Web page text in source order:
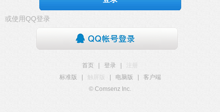
或使用QQ登录
首页 登录
注册
标准版
触屏版 电脑版
客户端
© Comsenz Inc.